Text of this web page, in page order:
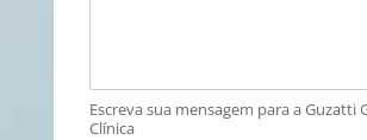
Escreva sua mensagem para a Guzatti
Clínica